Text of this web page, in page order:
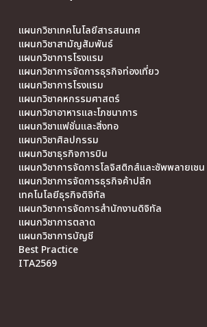
แผนกวิชาเทคโนโลยีสารสนเทศ
แผนกวิชาสามัญสัมพันธ์
แผนกวิชาการโรงแรม
แผนกวิชาการจัดการธุรกิจท่องเที่ยว
แผนกวิชาการโรงแรม
แผนกวิชาคหกรรมศาสตร์
แผนกวิชาอาหารและโภชนาการ
แผนกวิชาแฟชั่นและสิ่งทอ
แผนกวิชาศิลปกรรม
แผนกวิชาธุรกิจการบิน
แผนกวิชาการจัดการโลจิสติกส์และซัพพลายเชน
แผนกวิชาการจัดการธุรกิจค้าปลีก
เทคโนโลยีธุรกิจดิจิทัล
แผนกวิชาการจัดการสำนักงานดิจิทัล
แผนกวิชาการตลาด
แผนกวิชาการบัญชี
Best Practice
ITA2569